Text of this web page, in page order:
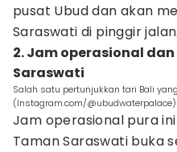
pusat Ubud dan akan
Saraswati di pinggir jalan.
2. Jam operasional
Saraswati
Salah satu pertunjukkan tari Bali
(Instagram.com/@ubudwaterpalace)
Jam operasional pura
Taman Saraswati buka